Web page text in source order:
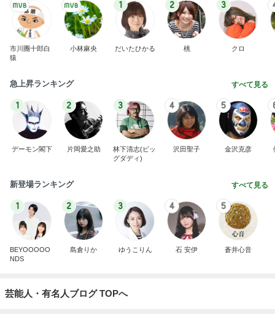
市川團十郎白
猿
小林麻央
1
だいたひかる
2
桃
3
クロ
急上昇ランキング すべて見る
1
デーモン閣下
2
片岡愛之助
3
林下清志(ビッ
グダディ)
4
沢田聖子
5
金沢克彦
新登場ランキング すべて見る
1
BEYOOOOO
NDS
2
島倉りか
3
ゆうこりん
4
石 安伊
5
蒼井心音
芸能人・有名人ブログ TOPへ